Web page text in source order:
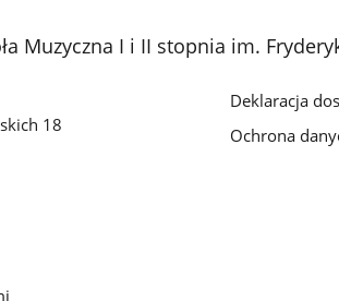
Muzyczna I i II stopnia im.
18
Deklaracja
Ochrona